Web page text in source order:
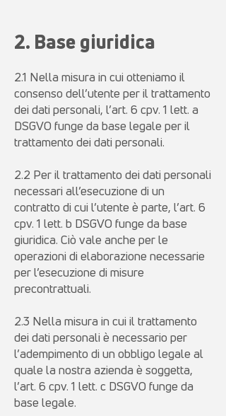
2. Base giuridica
2.1 Nella misura in cui otteniamo il
consenso dell’utente per il trattamento
dei dati personali, l’art. 6 cpv. 1 lett. a
DSGVO funge da base legale per il
trattamento dei dati personali.
2.2 Per il trattamento dei dati personali
necessari all’esecuzione di un
contratto di cui l’utente è parte, l’art. 6
cpv. 1 lett. b DSGVO funge da base
giuridica. Ciò vale anche per le
operazioni di elaborazione necessarie
per l’esecuzione di misure
precontrattuali.
2.3 Nella misura in cui il trattamento
dei dati personali è necessario per
l’adempimento di un obbligo legale al
quale la nostra azienda è soggetta,
l’art. 6 cpv. 1 lett. c DSGVO funge da
base legale.